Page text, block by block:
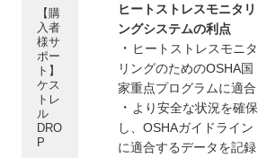
【購
入者
様サ
ポー
ト】
ケス
トレ
ル
DRO
P
ヒートストレスモニタリ
ングシステムの利点
・ ヒートストレスモニタ
リングのためのOSHA国
家重点プログラムに適合
・ より安全な状況を確保
し、 OSHAガイドライン
に適合するデータを記録